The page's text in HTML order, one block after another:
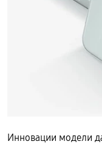
Инновации модели